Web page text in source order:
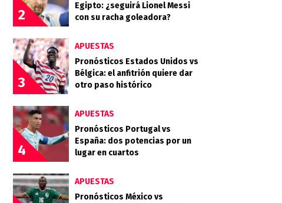
2
Egipto: ¿seguirá Lionel Messi
con su racha goleadora?
3
APUESTAS
Pronósticos Estados Unidos vs
Bélgica: el anfitrión quiere dar
otro paso histórico
4
APUESTAS
Pronósticos Portugal vs
España: dos potencias por un
lugar en cuartos
APUESTAS
Pronósticos México vs